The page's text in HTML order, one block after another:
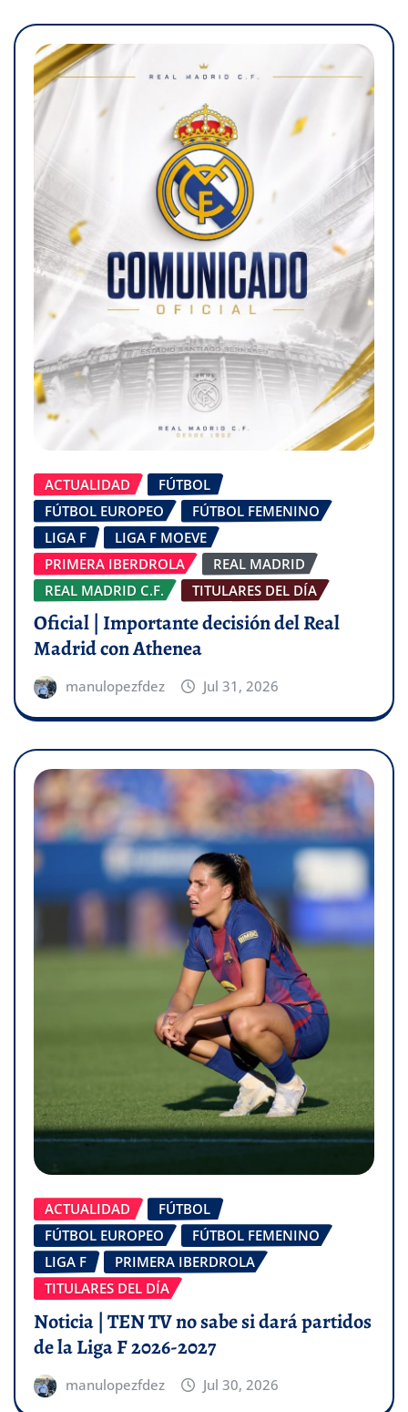
ACTUALIDAD
FÚTBOL
FÚTBOL EUROPEO
FÚTBOL FEMENINO
LIGA F
LIGA F MOEVE
PRIMERA IBERDROLA
REAL MADRID
REAL MADRID C.F.
TITULARES DEL DÍA
Oficial | Importante decisión del Real
Madrid con Athenea
manulopezfdez Jul 31, 2026
ACTUALIDAD
FÚTBOL
FÚTBOL EUROPEO
FÚTBOL FEMENINO
LIGA F
PRIMERA IBERDROLA
TITULARES DEL DÍA
Noticia | TEN TV no sabe si dará partidos
de la Liga F 2026-2027
manulopezfdez Jul 30, 2026